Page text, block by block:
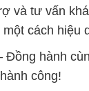
và tư vấn
cách hiệu
hành
công!